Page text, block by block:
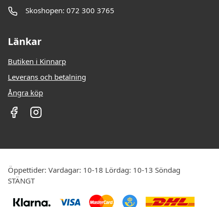
Skoshopen: 072 300 3765
Länkar
Butiken i Kinnarp
Leverans och betalning
Ångra köp
Öppettider: Vardagar: 10-18 Lördag: 10-13 Söndag
STÄNGT